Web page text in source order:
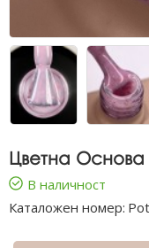
Цветна
В наличност
Каталожен номер: